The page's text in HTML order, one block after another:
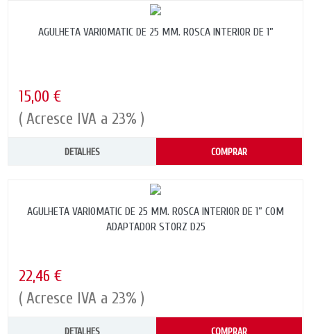
AGULHETA VARIOMATIC DE 25 MM. ROSCA INTERIOR DE 1”
15,00 €
( Acresce IVA a 23% )
DETALHES COMPRAR
AGULHETA VARIOMATIC DE 25 MM. ROSCA INTERIOR DE 1” COM
ADAPTADOR STORZ D25
22,46 €
( Acresce IVA a 23% )
DETALHES COMPRAR